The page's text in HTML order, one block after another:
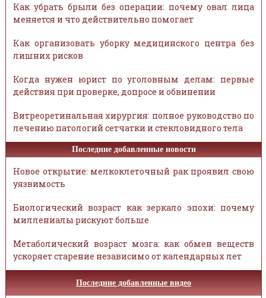
Как убрать брыли без операции: почему овал лица
меняется и что действительно помогает
Как организовать уборку медицинского центра без
лишних рисков
Когда нужен юрист по уголовным делам: первые
действия при проверке, допросе и обвинении
Витреоретинальная хирургия: полное руководство по
лечению патологий сетчатки и стекловидного тела
Последние добавленные новости
Новое открытие: мелкоклеточный рак проявил свою
уязвимость
Биологический возраст как зеркало эпохи: почему
миллениалы рискуют больше
Метаболический возраст мозга: как обмен веществ
ускоряет старение независимо от календарных лет
Последние добавленные видео